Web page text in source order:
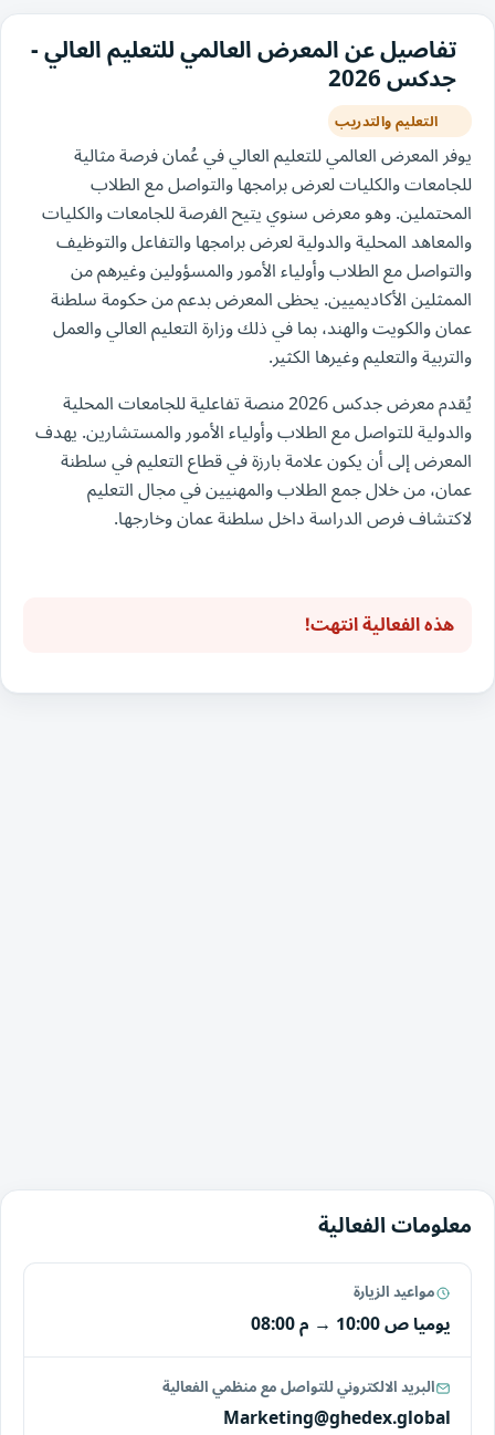
تفاصيل عن المعرض العالمي للتعليم العالي -
جدكس 2026
التعليم والتدريب
يوفر المعرض العالمي للتعليم العالي في عُمان فرصة مثالية
للجامعات والكليات لعرض برامجها والتواصل مع الطلاب
المحتملين. وهو معرض سنوي يتيح الفرصة للجامعات والكليات
والمعاهد المحلية والدولية لعرض برامجها والتفاعل والتوظيف
والتواصل مع الطلاب وأولياء الأمور والمسؤولين وغيرهم من
الممثلين الأكاديميين. يحظى المعرض بدعم من حكومة سلطنة
عمان والكويت والهند، بما في ذلك وزارة التعليم العالي والعمل
والتربية والتعليم وغيرها الكثير.
يُقدم معرض جدكس 2026 منصة تفاعلية للجامعات المحلية
والدولية للتواصل مع الطلاب وأولياء الأمور والمستشارين. يهدف
المعرض إلى أن يكون علامة بارزة في قطاع التعليم في سلطنة
عمان، من خلال جمع الطلاب والمهنيين في مجال التعليم
لاكتشاف فرص الدراسة داخل سلطنة عمان وخارجها.
هذه الفعالية انتهت!
معلومات الفعالية
مواعيد الزيارة
يوميا10:00 ص → 08:00 م
البريد الالكتروني للتواصل مع منظمي الفعالية
Marketing@ghedex.global